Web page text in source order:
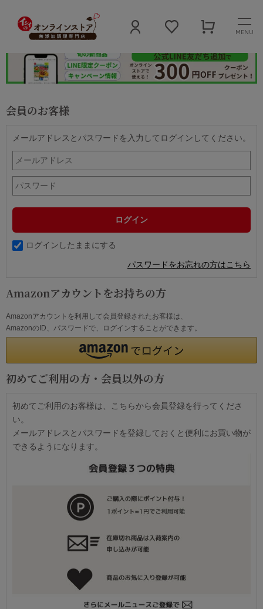
MENU
会員のお客様
メールアドレスとパスワードを入力してログインしてください。
ログインしたままにする
パスワードをお忘れの方はこちら
Amazonアカウントをお持ちの方
Amazonアカウントを利用して会員登録されたお客様は、
AmazonのID、パスワードで、ログインすることができます。
初めてご利用の方・会員以外の方
初めてご利用のお客様は、こちらから会員登録を行ってくださ
い。
メールアドレスとパスワードを登録しておくと便利にお買い物が
できるようになります。